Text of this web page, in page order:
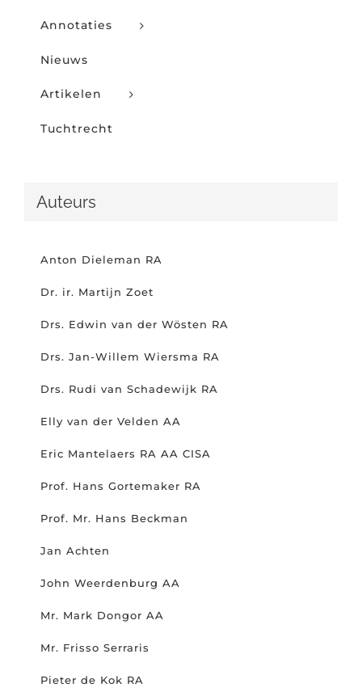
Annotaties
Nieuws
Artikelen
Tuchtrecht
Auteurs
Anton Dieleman RA
Dr. ir. Martijn Zoet
Drs. Edwin van der Wösten RA
Drs. Jan-Willem Wiersma RA
Drs. Rudi van Schadewijk RA
Elly van der Velden AA
Eric Mantelaers RA AA CISA
Prof. Hans Gortemaker RA
Prof. Mr. Hans Beckman
Jan Achten
John Weerdenburg AA
Mr. Mark Dongor AA
Mr. Frisso Serraris
Pieter de Kok RA